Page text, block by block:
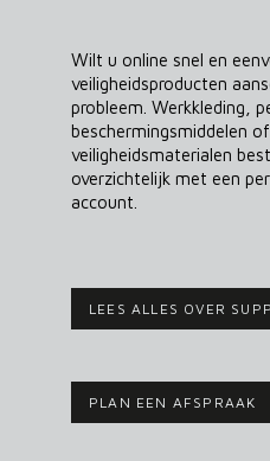
Wilt u online snel en
veiligheidsproducten
probleem. Werkkleding,
beschermingsmiddelen
veiligheidsmaterialen
overzichtelijk met een
account.
LEES ALLES OVER
PLAN EEN AFSPRAAK